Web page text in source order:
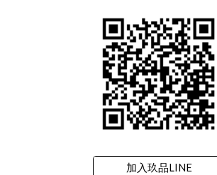
加入玖品LINE